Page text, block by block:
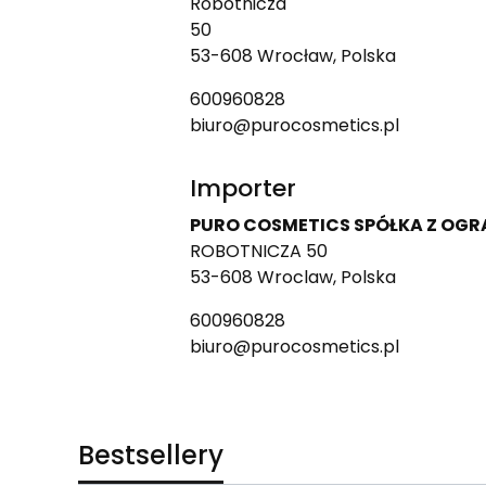
50
53-608 Wrocław, Polska
600960828
biuro@purocosmetics.pl
Importer
PURO COSMETICS SPÓŁKA Z
ROBOTNICZA 50
53-608 Wroclaw, Polska
600960828
biuro@purocosmetics.pl
Bestsellery